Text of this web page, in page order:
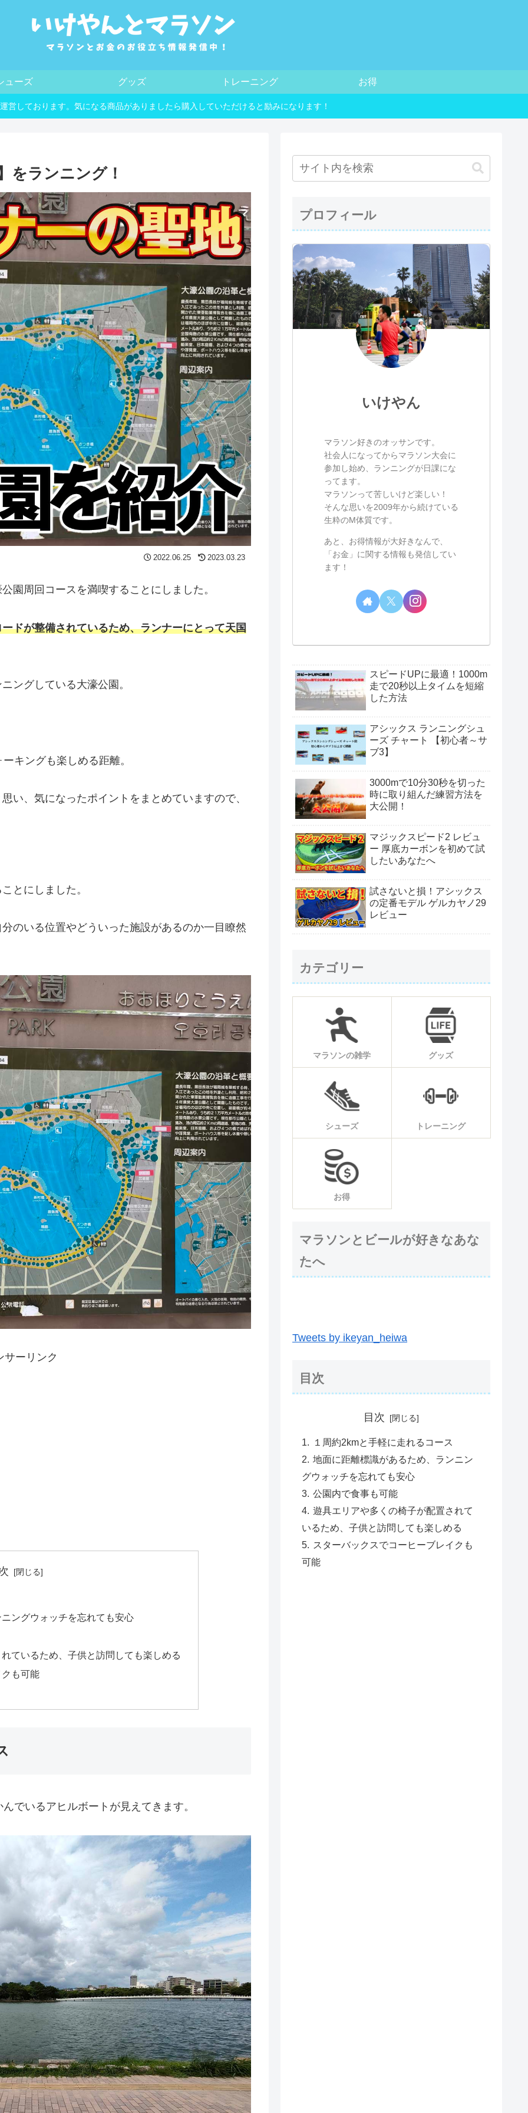
ューズ グッズ トレーニング お得
営しております。気になる商品がありましたら購入していただけると励みになります！
をランニング！
2022.06.25 2023.03.23
園周回コースを満喫することにしました。
ドが整備されているため、ランナーにとって天国
ングしている大濠公園。
キングも楽しめる距離。
い、気になったポイントをまとめていますので、
とにしました。
のいる位置やどういった施設があるのか一目瞭然
サーリンク
ングウォッチを忘れても安心
ているため、子供と訪問しても楽しめる
も可能
でいるアヒルボートが見えてきます。
プロフィール
いけやん
マラソン好きのオッサンです。
社会人になってからマラソン大会に
参加し始め、ランニングが日課にな
ってます。
マラソンって苦しいけど楽しい！
そんな思いを2009年から続けている
生粋のM体質です。
あと、お得情報が大好きなんで、
「お金」に関する情報も発信してい
ます！
スピードUPに最適！1000m
走で20秒以上タイムを短縮
した方法
アシックス ランニングシュ
ーズ チャート 【初心者～サ
ブ3】
3000mで10分30秒を切った
時に取り組んだ練習方法を
大公開！
マジックスピード2 レビュ
ー 厚底カーボンを初めて試
したいあなたへ
試さないと損！アシックス
の定番モデル ゲルカヤノ29
レビュー
カテゴリー
マラソンの雑学 グッズ
シューズ トレーニング
お得
マラソンとビールが好きなあな
たへ
Tweets by ikeyan_heiwa
目次
目次
１周約2kmと手軽に走れるコース
地面に距離標識があるため、ランニン
グウォッチを忘れても安心
公園内で食事も可能
遊具エリアや多くの椅子が配置されて
いるため、子供と訪問しても楽しめる
スターバックスでコーヒーブレイクも
可能